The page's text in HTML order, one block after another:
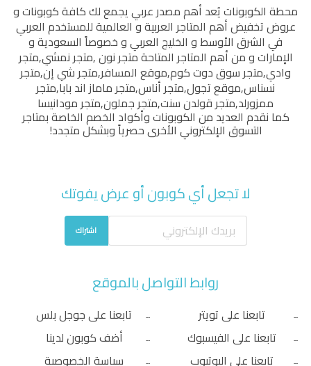
محطة الكوبوناتيُعد أهم مصدر عربي يجمع لك كافة كوبونات و
عروض تخفيض أهم المتاجر العربية و العالمية للمستخدم العربي
في الشرق الأوسط و الخليج العربي و خصوصاً السعودية و
الإمارات و من أهم المتاجر المتاحةمتجر نون,متجر نمشي,متجر
وادي,متجر سوق دوت كوم,موقع المسافر,متجر شي إن,متجر
نسناس,موقع تجول,متجر أناس,متجر ماماز اند بابا,متجر
ممزورلد,متجر قولدن سنت,متجر جملون,متجر مودانيسا
كما نقدم العديد من الكوبونات وأكواد الخصم الخاصة بمتاجر
التسوق الإلكتروني الأخرى حصرياً وبشكل متجدد!
لا تجعل أي كوبون أو عرض يفوتك
اشتراك
روابط التواصل بالموقع
تابعنا على تويتر
تابعنا على الفيسبوك
تابعنا على اليوتيوب
تابعنا على جوجل بلس
أضف كوبون لدينا
سياسة الخصوصية